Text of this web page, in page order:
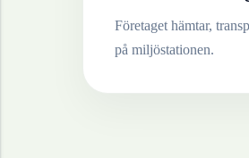
Företaget hämtar,
på miljöstationen.